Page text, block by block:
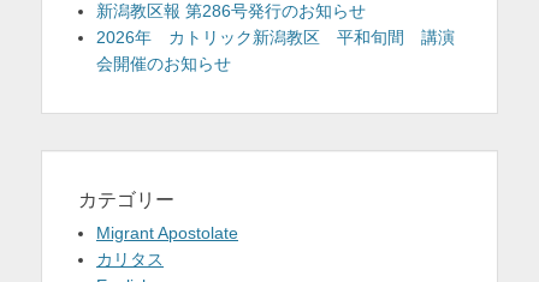
新潟教区報 第286号発行のお知らせ
2026年 カトリック新潟教区 平和旬間 講演
会開催のお知らせ
カテゴリー
Migrant Apostolate
カリタス